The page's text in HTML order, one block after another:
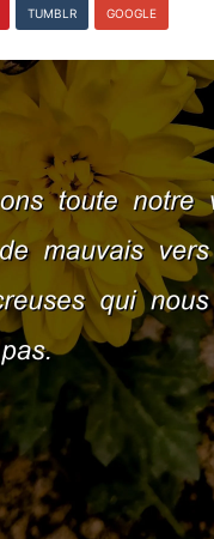
TUMBLR GOOGLE